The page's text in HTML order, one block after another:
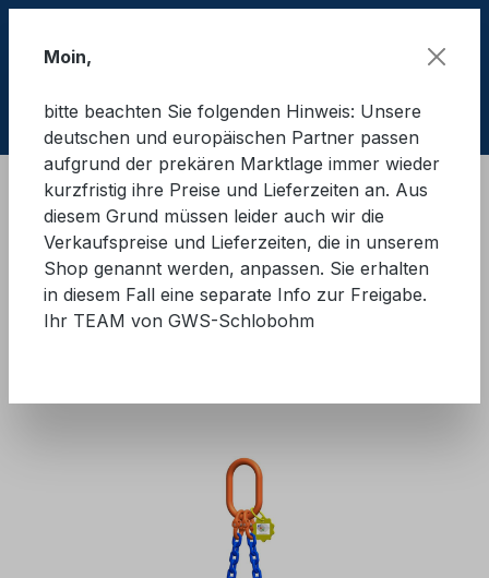
Hebetechnik Anschlagmittel
Kettengehänge
Güteklasse 10
GWS®-Anschlagkette mit
Sicherheitshaken 2-Strang
Bildergalerie überspringen
Moin,
bitte beachten Sie folgenden Hinweis: Unsere
deutschen und europäischen Partner passen
aufgrund der prekären Marktlage immer wieder
kurzfristig ihre Preise und Lieferzeiten an. Aus
diesem Grund müssen leider auch wir die
Verkaufspreise und Lieferzeiten, die in unserem
Shop genannt werden, anpassen. Sie erhalten
in diesem Fall eine separate Info zur Freigabe.
Ihr TEAM von GWS-Schlobohm